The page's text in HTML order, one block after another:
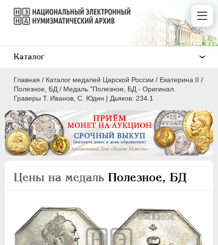
Главная / Каталог медалей Царской России / Екатерина II /
Полезное, БД / Медаль "Полезное, БД - Оригинал.
Граверы Т. Иванов, С. Юдин | Дьяков: 234.1
Цены на медаль Полезное, БД
Каталог
ВСЕ
ПEТР I 1699-1725
ПЕТР II 1727-1729
ИОАНН АНТОНОВИЧ
1740-1741
ЕЛИЗАВЕТА 1741-1762
ПЕТР III 1762-1762